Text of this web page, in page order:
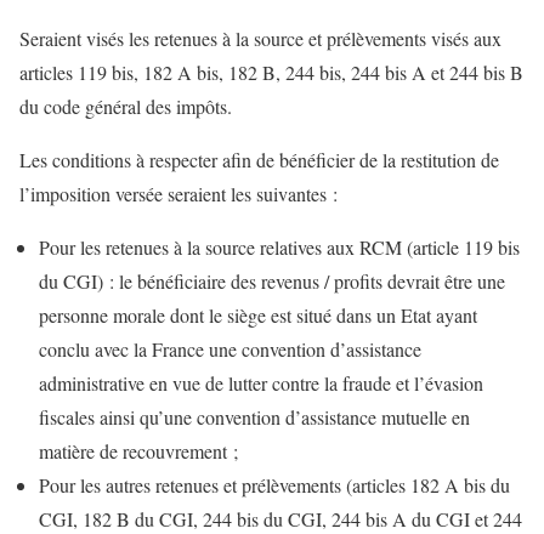
Seraient visés les retenues à la source et prélèvements visés aux
articles 119 bis, 182 A bis, 182 B, 244 bis, 244 bis A et 244 bis B
du code général des impôts.
Les conditions à respecter afin de bénéficier de la restitution de
l’imposition versée seraient les suivantes :
Pour les retenues à la source relatives aux RCM (article 119 bis
du CGI) : le bénéficiaire des revenus / profits devrait être une
personne morale dont le siège est situé dans un Etat ayant
conclu avec la France une convention d’assistance
administrative en vue de lutter contre la fraude et l’évasion
fiscales ainsi qu’une convention d’assistance mutuelle en
matière de recouvrement ;
Pour les autres retenues et prélèvements (articles 182 A bis du
CGI, 182 B du CGI, 244 bis du CGI, 244 bis A du CGI et 244